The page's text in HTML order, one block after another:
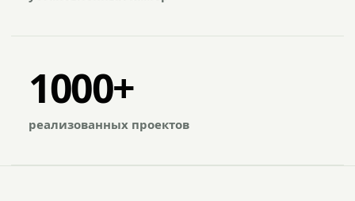
1000+
реализованных проектов